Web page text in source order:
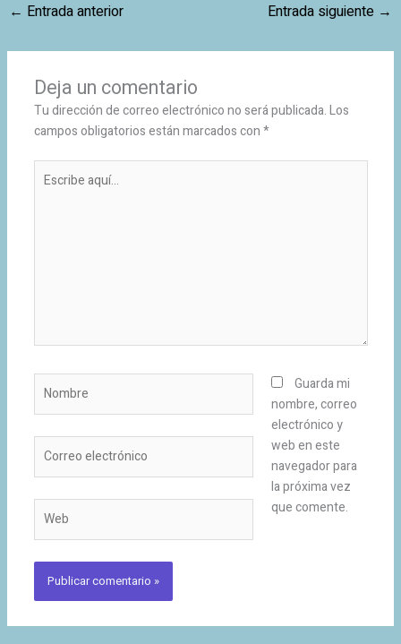
← Entrada anterior Entrada siguiente →
Deja un comentario
Tu dirección de correo electrónico no será publicada.Los
campos obligatorios están marcados con*
aquí...
electrónico
Guarda mi
nombre, correo
electrónico y
web en este
navegador para
la próxima vez
que comente.